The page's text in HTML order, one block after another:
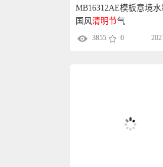
MB16312AE模板意境水
国风清明节气
3855 0